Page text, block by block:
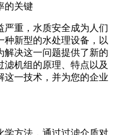
的关键
严重，水质安全成为人们
种新型的水处理设备，以
解决这一问题提供了新的
机组的原理、特点以及
这一技术，并为您的企业
学方法，通过过滤介质对